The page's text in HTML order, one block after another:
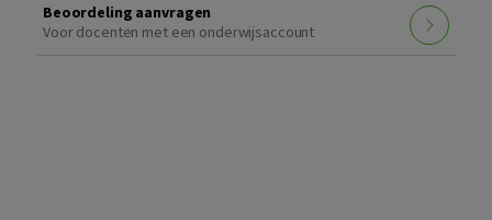
Beoordeling aanvragen
Voor docenten met een onderwijsaccount